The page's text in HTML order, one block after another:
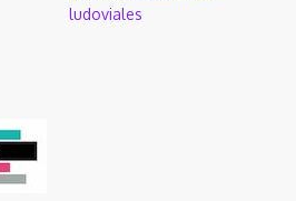
ludoviales